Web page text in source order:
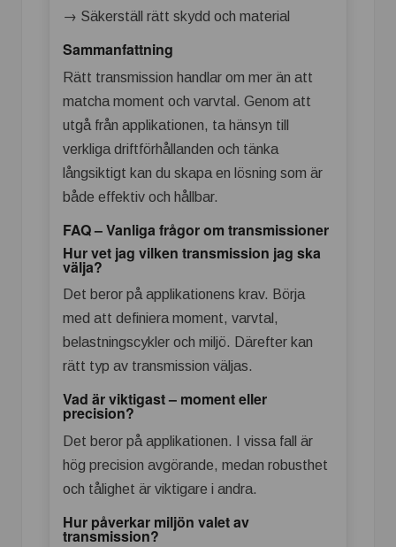
→ Säkerställ rätt skydd och material
Sammanfattning
Rätt transmission handlar om mer än att
matcha moment och varvtal. Genom att
utgå från applikationen, ta hänsyn till
verkliga driftförhållanden och tänka
långsiktigt kan du skapa en lösning som är
både effektiv och hållbar.
FAQ – Vanliga frågor om transmissioner
Hur vet jag vilken transmission jag ska
välja?
Det beror på applikationens krav. Börja
med att definiera moment, varvtal,
belastningscykler och miljö. Därefter kan
rätt typ av transmission väljas.
Vad är viktigast – moment eller
precision?
Det beror på applikationen. I vissa fall är
hög precision avgörande, medan robusthet
och tålighet är viktigare i andra.
Hur påverkar miljön valet av
transmission?